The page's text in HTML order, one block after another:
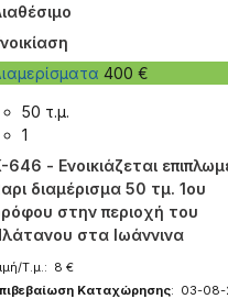
400 €
50 τ.μ.
1
646 - Ενοικιάζεται
διαμέρισμα 50 τμ. 1ου
στην περιοχή του
στα Ιωάννινα
Τ.μ.: 8 €
Καταχώρησης: 03-08-